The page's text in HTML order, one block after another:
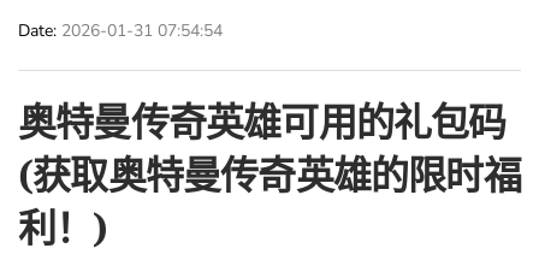
Date 2026-01-31 07:54:54
奥特曼传奇英雄可用的礼包码
(获取奥特曼传奇英雄的限时福
利！)